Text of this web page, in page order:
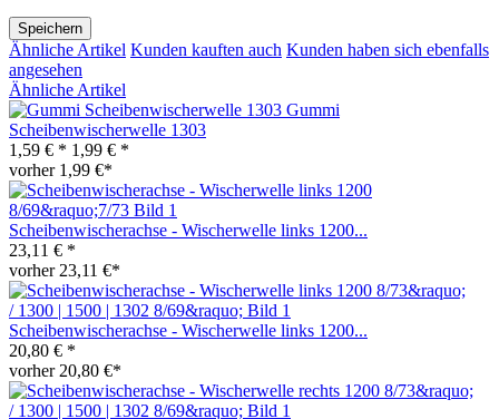
Speichern
Ähnliche Artikel Kunden kauften auch Kunden haben sich ebenfalls
angesehen
Ähnliche Artikel
Gummi
Scheibenwischerwelle 1303
1,59 € * 1,99 € *
vorher 1,99 €*
Scheibenwischerachse - Wischerwelle links 1200...
23,11 € *
vorher 23,11 €*
Scheibenwischerachse - Wischerwelle links 1200...
20,80 € *
vorher 20,80 €*